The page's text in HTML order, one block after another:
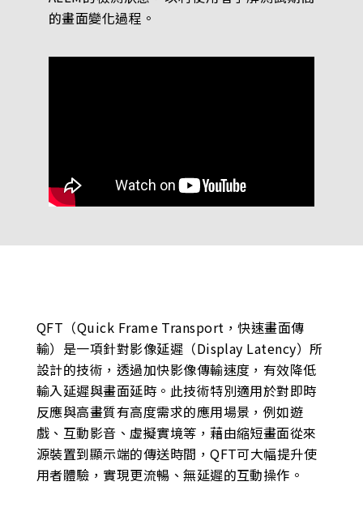
的畫面變化過程。
QFT（Quick Frame Transport，快速畫面傳
輸）是一項針對影像延遲（Display Latency）所
設計的技術，透過加快影像傳輸速度，有效降低
輸入延遲與畫面延時。此技術特別適用於對即時
反應與高畫質有高度需求的應用場景，例如遊
戲、互動影音、虛擬實境等，藉由縮短畫面從來
源裝置到顯示端的傳送時間，QFT可大幅提升使
用者體驗，實現更流暢、無延遲的互動操作。